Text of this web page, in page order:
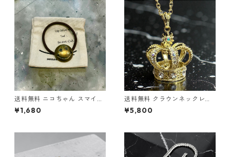
ヤモンド ブリンブリン ヒップ
ホップ HIPHOP ストリート ラ
グジュアリー
ミプロングキューバン ネック
レスチェーン ブリンブリン 極
太 HIPHOPジュエリー ヒップ
ホップ ストリート
送料無料 ニコちゃん スマイル
ヘアゴム アンティーク ゴール
ド ヘアゴムブレス 髪留め レデ
テール 韓国 ストリート カジュ
アル プレゼント
¥1,680
送料無料 クラウンネックレス
70cm 王冠モチーフ ゴールド
ネックレス クラウンペンダン
地雷系 サブカル ロック メンズ
レディース ストリート ヒップ
ホップ
¥5,800